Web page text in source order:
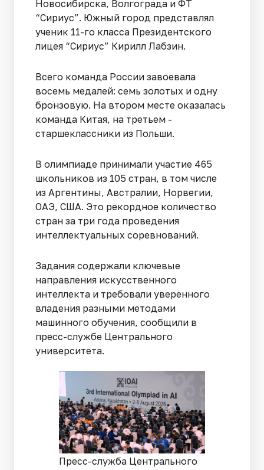
Новосибирска, Волгограда и ФТ
“Сириус”. Южный город представлял
ученик 11-го класса Президентского
лицея “Сириус” Кирилл Лабзин.
Всего команда России завоевала
восемь медалей: семь золотых и одну
бронзовую. На втором месте оказалась
команда Китая, на третьем -
старшеклассники из Польши.
В олимпиаде принимали участие 465
школьников из 105 стран, в том числе
из Аргентины, Австралии, Норвегии,
ОАЭ, США. Это рекордное количество
стран за три года проведения
интеллектуальных соревнований.
Задания содержали ключевые
направления искусственного
интеллекта и требовали уверенного
владения разными методами
машинного обучения, сообщили в
пресс-службе Центрального
университета.
Пресс-служба Центрального